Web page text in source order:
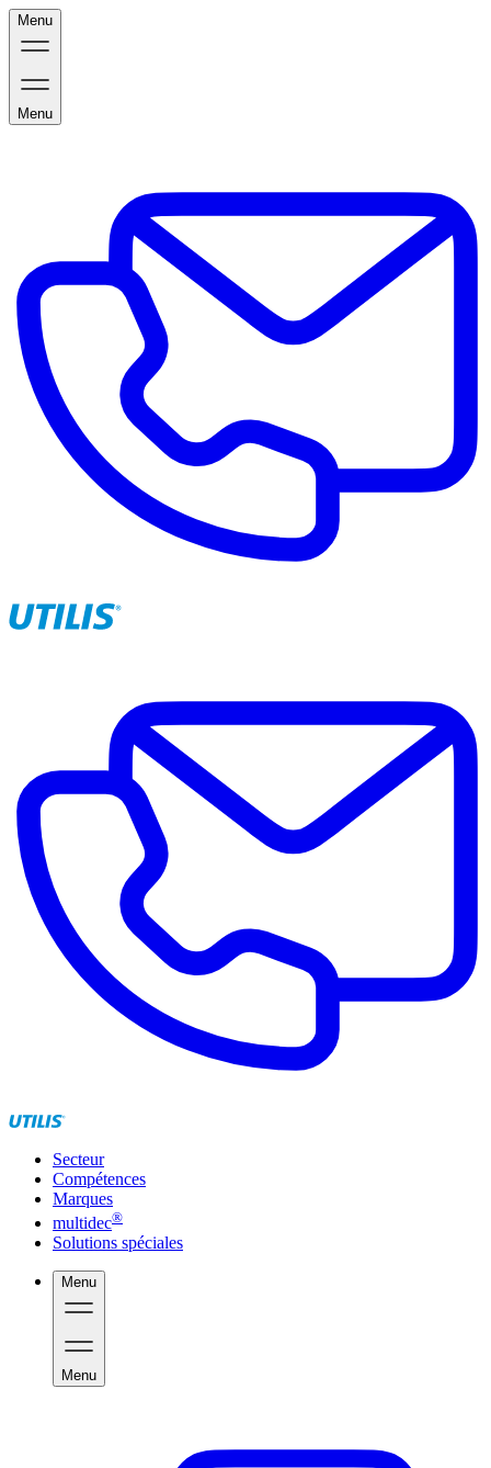
Menu
Menu
Secteur
Compétences
Marques
multidec®
Solutions spéciales
Menu
Menu